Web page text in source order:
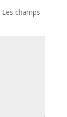
Les champs